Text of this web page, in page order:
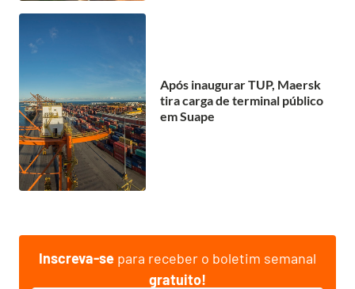
Após inaugurar TUP, Maersk
tira carga de terminal público
em Suape
Inscreva-se para receber o boletim semanal
gratuito!